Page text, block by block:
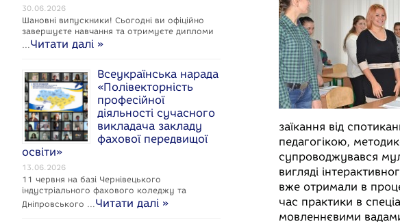
e
b
o
o
k
g
e
r
g
a
m
e
r
заїкання від
педагогікою,
супроводжувався
вигляді
вже отримали в
час практики в
мовленнєвими
30.06.2026
Шановні випускники! Сьогодні ви офіційно
завершуєте навчання та отримуєте дипломи
…Читати далі »
Всеукраїнська нарада
«Полівекторність
професійної
діяльності сучасного
викладача закладу
фахової передвищої
освіти»
13.06.2026
11 червня на базі Чернівецького
індустріального фахового коледжу та
Дніпровського …Читати далі »